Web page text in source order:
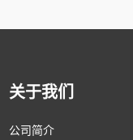
关于我们
公司简介